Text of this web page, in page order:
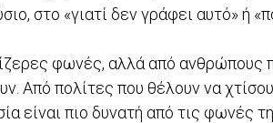
στο «γιατί δεν γράφει αυτό» ή
φωνές, αλλά από ανθρώπους
Από πολίτες που θέλουν να
είναι πιο δυνατή από τις φωνές